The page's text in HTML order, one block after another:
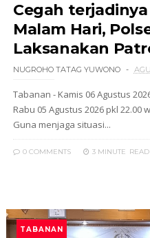
Cegah
Malam Hari,
Laksanakan
NUGROHO TATAG YUWONO
Tabanan - Kamis 06 Agustus
Rabu 05 Agustus 2026 pkl 22.00
Guna menjaga situasi...
0 COMMENTS 3 MINUTE READ
TABANAN